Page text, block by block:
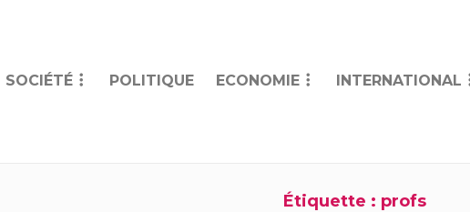
SOCIÉTÉ POLITIQUE ECONOMIE INTERNATIONAL
Étiquette : profs